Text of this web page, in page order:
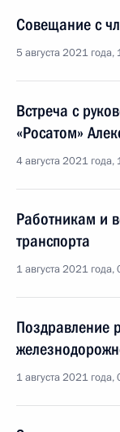
Совещание с
5 августа 2021 года,
Встреча с
«Росатом»
4 августа 2021 года,
Работникам и
транспорта
1 августа 2021
Поздравление
1 августа 2021